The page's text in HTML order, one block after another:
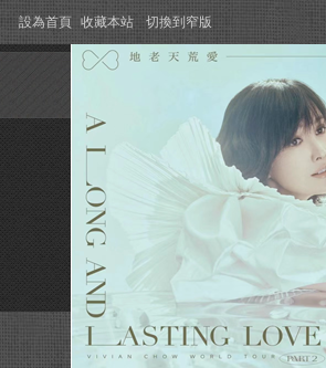
設為首頁 收藏本站 切換到窄版